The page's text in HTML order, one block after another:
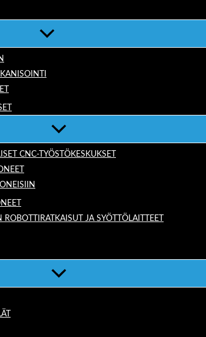
CNC-TYÖSTÖKESKUKSET
JA SYÖTTÖLAITTEET